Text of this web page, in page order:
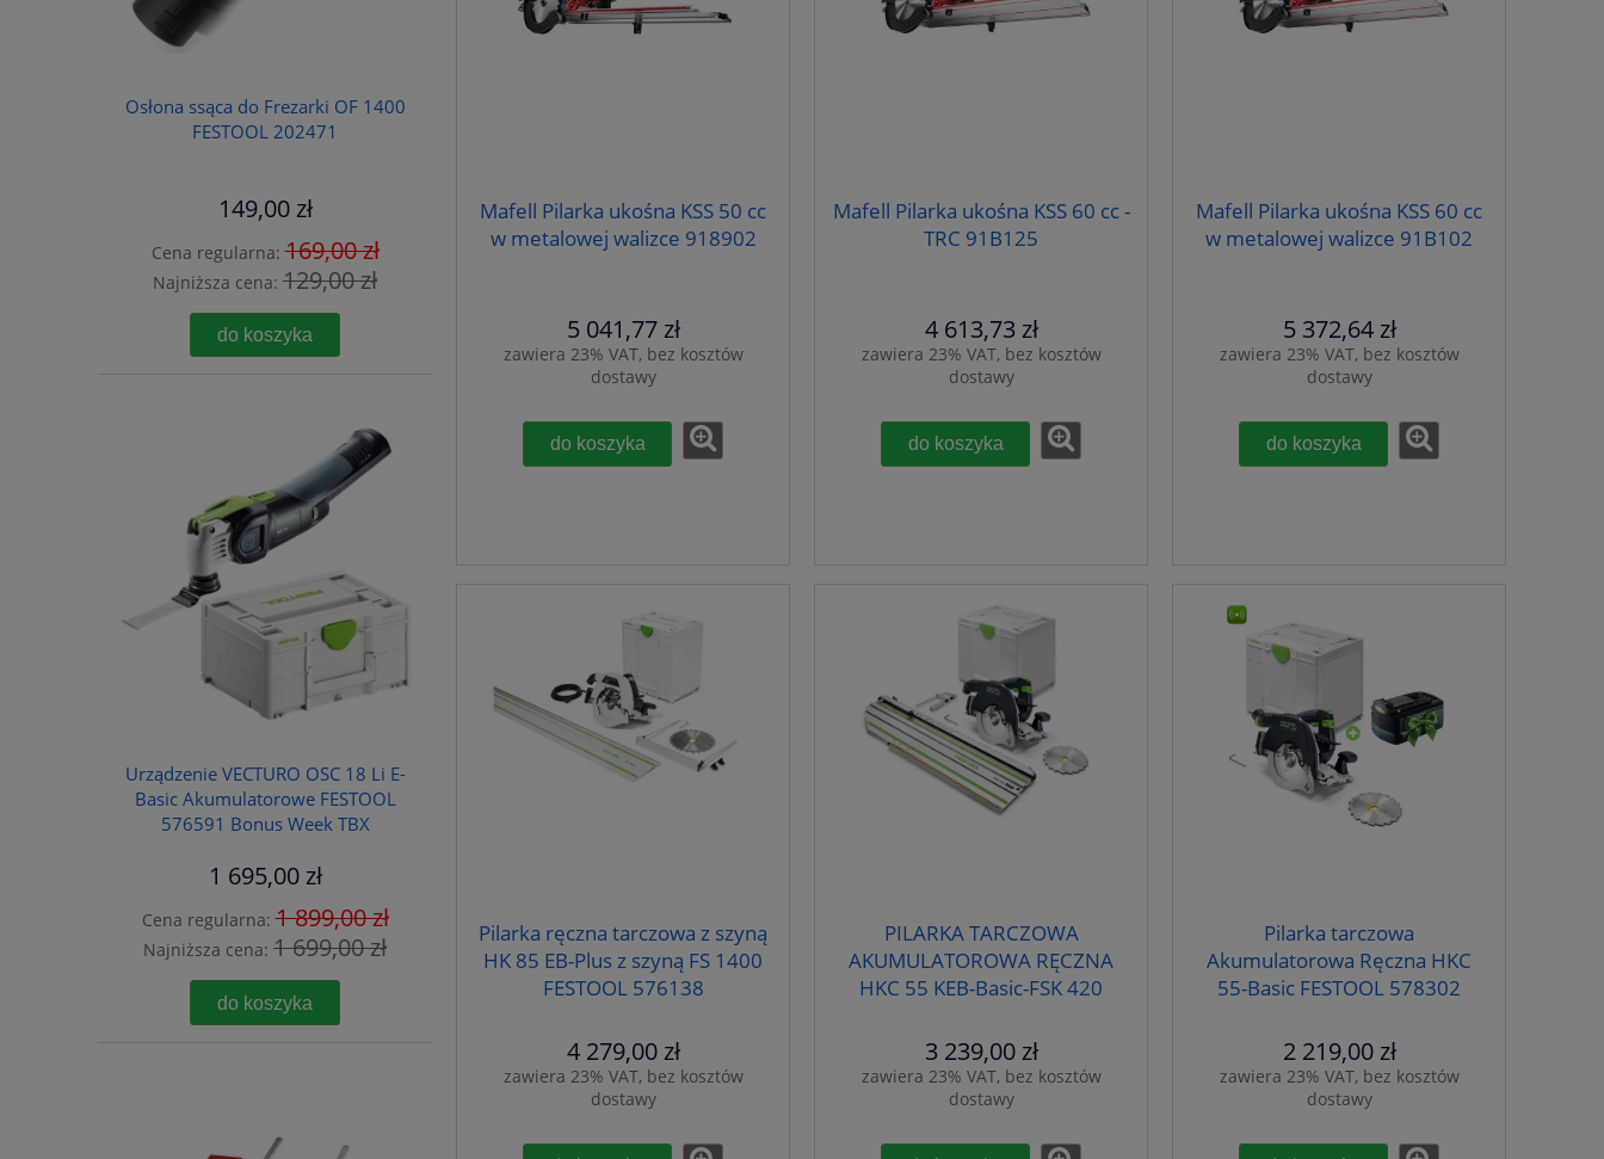
Osłona ssąca do Frezarki OF 1400
FESTOOL 202471
149,00 zł
Cena regularna:169,00 zł
Najniższa cena: 129,00 zł
do koszyka
Urządzenie VECTURO OSC 18 Li E-
Basic Akumulatorowe FESTOOL
576591 Bonus Week TBX
1 695,00 zł
Cena regularna:1 899,00 zł
Najniższa cena: 1 699,00 zł
do koszyka
Mafell Pilarka ukośna KSS 50 cc
w metalowej walizce 918902
5 041,77 zł
zawiera 23% VAT, bez kosztów
dostawy
do koszyka
Mafell Pilarka ukośna KSS 60 cc -
TRC 91B125
4 613,73 zł
zawiera 23% VAT, bez kosztów
dostawy
do koszyka
Mafell Pilarka ukośna KSS 60 cc
w metalowej walizce 91B102
5 372,64 zł
zawiera 23% VAT, bez kosztów
dostawy
do koszyka
Pilarka ręczna tarczowa z szyną
HK 85 EB-Plus z szyną FS 1400
FESTOOL 576138
4 279,00 zł
zawiera 23% VAT, bez kosztów
dostawy
PILARKA TARCZOWA
AKUMULATOROWA RĘCZNA
HKC 55 KEB-Basic-FSK 420
3 239,00 zł
zawiera 23% VAT, bez kosztów
dostawy
Pilarka tarczowa
Akumulatorowa Ręczna HKC
55-Basic FESTOOL 578302
2 219,00 zł
zawiera 23% VAT, bez kosztów
dostawy